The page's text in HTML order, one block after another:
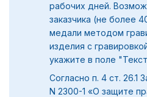
рабочих дней.
заказчика (не более
медали методом
изделия с
укажите в поле
Согласно п. 4 ст. 26.1
N 2300-1 «О защите